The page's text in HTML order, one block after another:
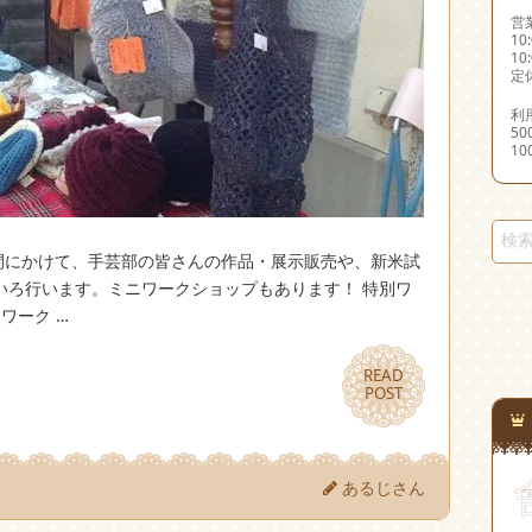
かけて、手芸部の皆さんの作品・展示販売や、新米試
行います。ミニワークショップもあります！ 特別ワ
ーク …
READ
POST
READ
POST
あるじさん
営
定
利